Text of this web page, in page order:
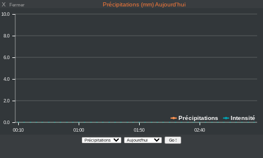
X Fermer Précipitations (mm) Aujourd'hui